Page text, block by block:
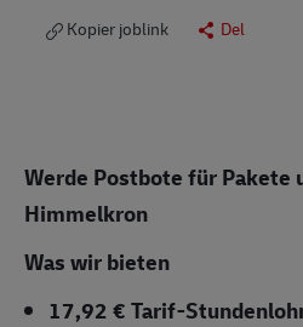
Kopier joblink Del
Werde Postbote für Pakete
Himmelkron
Was wir bieten
17,92 € Tarif-